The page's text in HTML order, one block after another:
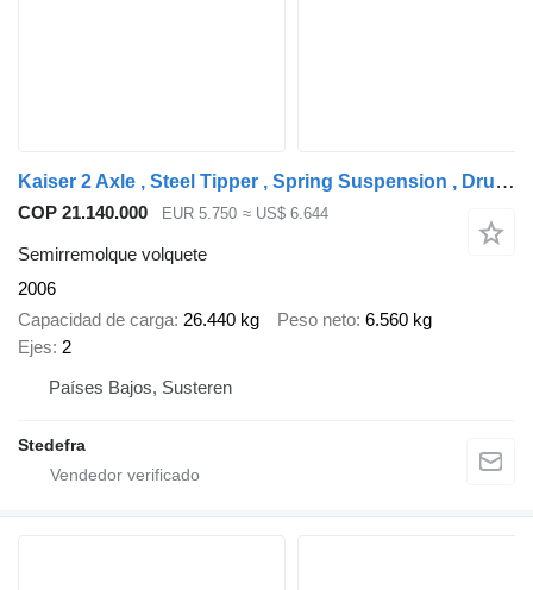
Kaiser 2 Axle , Steel Tipper , Spring Suspension , Drum Brakes
COP 21.140.000 EUR 5.750 ≈ US$ 6.644
Semirremolque volquete
2006
Capacidad de carga 26.440 kg Peso neto 6.560 kg
Ejes 2
Países Bajos, Susteren
Stedefra